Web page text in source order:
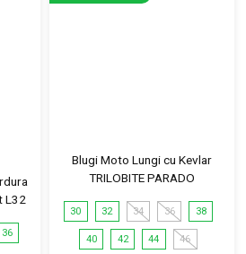
L32
36
Blugi Moto Lungi cu Kevlar
TRILOBITE PARADO
30 32 34 36 38
40 42 44 46